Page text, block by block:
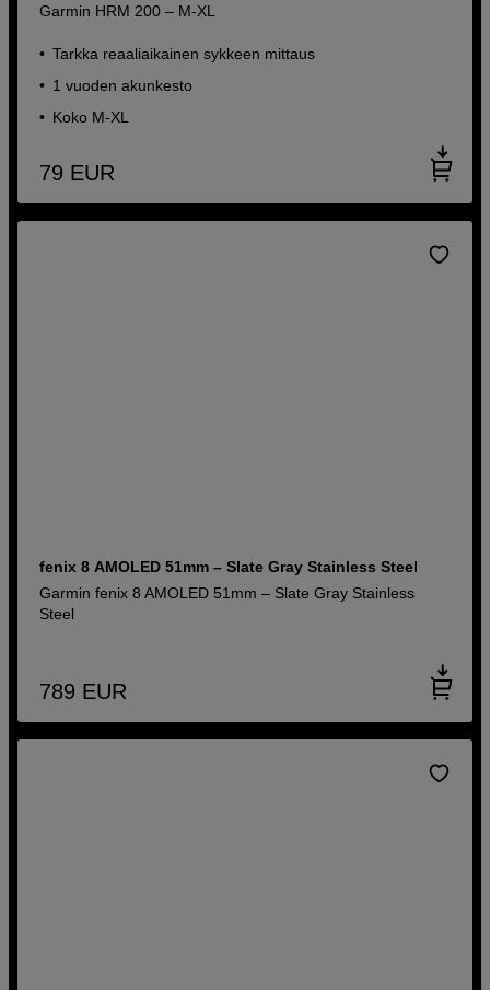
Garmin HRM 200 – M-XL
Tarkka reaaliaikainen sykkeen mittaus
1 vuoden akunkesto
Koko M-XL
79 EUR
fenix 8 AMOLED 51mm – Slate Gray Stainless Steel
Garmin fenix 8 AMOLED 51mm – Slate Gray Stainless
Steel
789 EUR